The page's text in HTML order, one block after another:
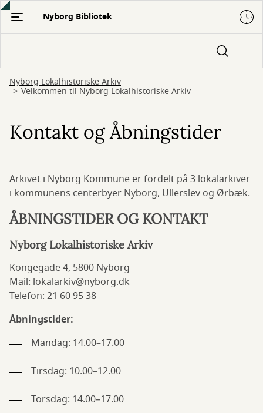
Gå
hovedindhold
Nyborg Bibliotek
Nyborg Lokalhistoriske Arkiv
Velkommen til Nyborg Lokalhistoriske Arkiv
Kontakt og Åbningstider
Arkivet i Nyborg Kommune er fordelt på 3 lokalarkiver
i kommunens centerbyer Nyborg, Ullerslev og Ørbæk.
ÅBNINGSTIDER OG KONTAKT
Nyborg Lokalhistoriske Arkiv
Kongegade 4, 5800 Nyborg
Mail: lokalarkiv@nyborg.dk
Telefon: 21 60 95 38
Åbningstider:
Mandag: 14.00–17.00
Tirsdag: 10.00–12.00
Torsdag: 14.00–17.00